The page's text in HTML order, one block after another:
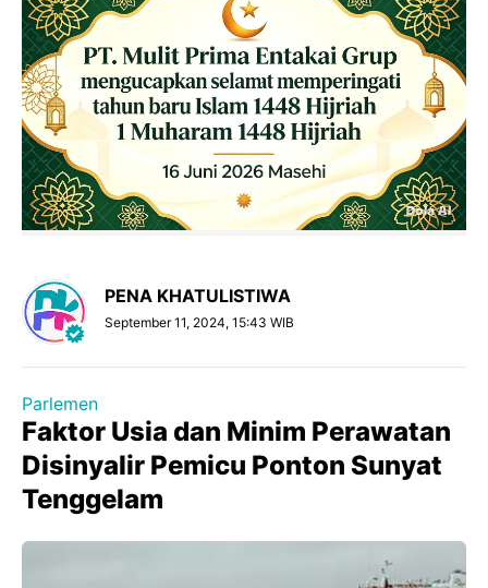
PENA KHATULISTIWA
September 11, 2024, 15:43 WIB
Parlemen
Faktor Usia dan Minim Perawatan
Disinyalir Pemicu Ponton Sunyat
Tenggelam